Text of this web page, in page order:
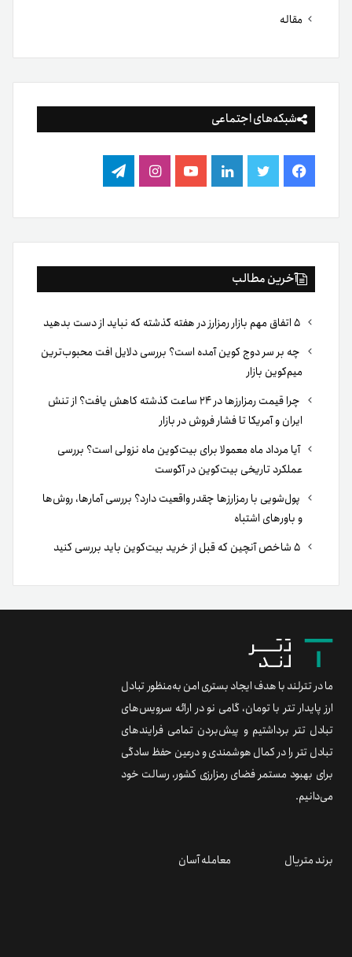
مقاله
شبکه‌های اجتماعی
فیس
بوک
توییتر لینکدینیوتیوباینستاگرام
تلگرام
آخرین مطالب
چه بر سر دوج کوین آمده است؟ بررسی دلایل افت محبوب‌ترین
میم‌کوین بازار
چرا قیمت رمزارزها در ۲۴ ساعت گذشته کاهش یافت؟ از تنش
ایران و آمریکا تا فشار فروش در بازار
آیا مرداد ماه معمولا برای بیت‌کوین ماه نزولی است؟ بررسی
عملکرد تاریخی بیت‌کوین در آگوست
پول‌شویی با رمزارزها چقدر واقعیت دارد؟ بررسی آمارها، روش‌ها
و باورهای اشتباه
ما در تترلند با هدف ایجاد بستری امن به‌منظور تبادل
ارز پایدار تتر با تومان، گامی نو در ارائه سرویس‌های
تبادل تتر برداشتیم و پیش‌بردن تمامی فرایندهای
تبادل تتر را در کمال هوشمندی و درعین حفظ سادگی
برای بهبود مستمر فضای رمزارزی کشور، رسالت خود
می‌دانیم.
برند متریال معامله آسان